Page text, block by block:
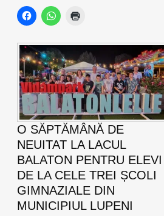
O SĂPTĂMÂNĂ DE
NEUITAT LA LACUL
BALATON PENTRU ELEVI
DE LA CELE TREI ȘCOLI
GIMNAZIALE DIN
MUNICIPIUL LUPENI